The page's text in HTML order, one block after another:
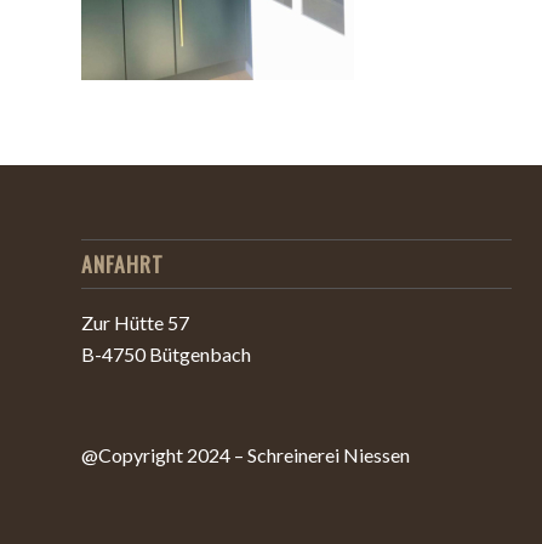
ANFAHRT
Zur Hütte 57
B-4750 Bütgenbach
@Copyright 2024 – Schreinerei Niessen